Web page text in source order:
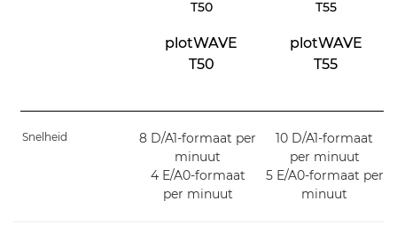
plotWAVE
T50
plotWAVE
T55
Snelheid
8 D/A1-formaat per
minuut
4 E/A0-formaat
per minuut
10 D/A1-formaat
per minuut
5 E/A0-formaat per
minuut